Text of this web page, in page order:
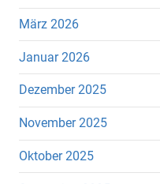
März 2026
Januar 2026
Dezember 2025
November 2025
Oktober 2025